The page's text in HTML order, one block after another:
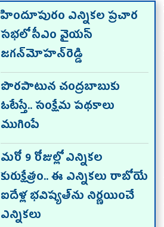
హిందూపురం ఎన్నిక‌ల ప్ర‌చార
స‌భ‌లో సీఎం వైయ‌స్
జ‌గ‌న్‌మోహ‌న్‌రెడ్డి
పొరపాటున చంద్రబాబుకు
ఓటేస్తే.. సంక్షేమ పథకాలు
ముగింపే
మరో 9 రోజుల్లో ఎన్నికల
కురుక్షేత్రం.. ఈ ఎన్నికలు రాబోయే
ఐదేళ్ల భవిష్యత్‌ను నిర్ణయించే
ఎన్నికలు